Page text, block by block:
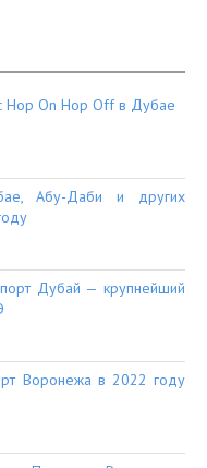
Hop On Hop Off в Дубае
Абу-Даби и других
Дубай — крупнейший
Воронежа в 2022 году